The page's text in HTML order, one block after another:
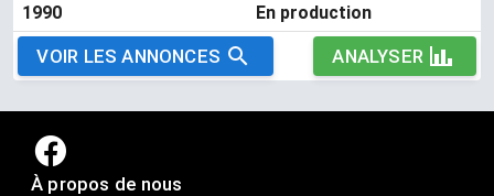
1990 En production
VOIR LES ANNONCES ANALYSER
À propos de nous